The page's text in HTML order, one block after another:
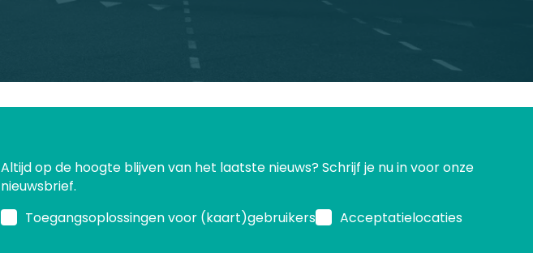
Altijd op de hoogte blijven van het laatste nieuws? Schrijf je nu in voor onze
nieuwsbrief.
Toegangsoplossingen voor (kaart)gebruikers
Acceptatielocaties